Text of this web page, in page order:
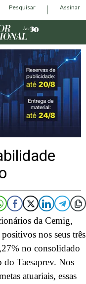
Pesquisar Assinar
da Cemig,
nos seus três
no consolidado
Taesaprev. Nos
atuariais, essas